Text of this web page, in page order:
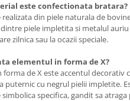
este confectionata bratara?
realizata din piele naturala de
piele impletita si metalul
zilnica sau la ocazii speciale.
elementul in forma de X?
forma de X este accentul decorativ
puternic cu negrul pielii impletite.
specifica, gandit sa atraga